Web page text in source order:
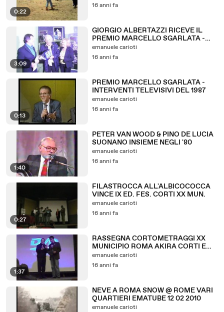
0:22
16 anni fa
3:09
GIORGIO ALBERTAZZI RICEVE IL
PREMIO MARCELLO SGARLATA -
MAGG
emanuele carioti
16 anni fa
0:13
PREMIO MARCELLO SGARLATA -
INTERVENTI TELEVISIVI DEL 1987
emanuele carioti
16 anni fa
1:40
PETER VAN WOOD & PINO DE LUCIA
SUONANO INSIEME NEGLI '80
emanuele carioti
16 anni fa
0:27
FILASTROCCA ALL'ALBICOCOCCA
VINCE IX ED. FES. CORTI XX MUN.
emanuele carioti
16 anni fa
1:37
RASSEGNA CORTOMETRAGGI XX
MUNICIPIO ROMA AKIRA CORTI E
RIBEL
emanuele carioti
16 anni fa
NEVE A ROMA SNOW @ ROME VARI
QUARTIERI EMATUBE 12 02 2010
emanuele carioti